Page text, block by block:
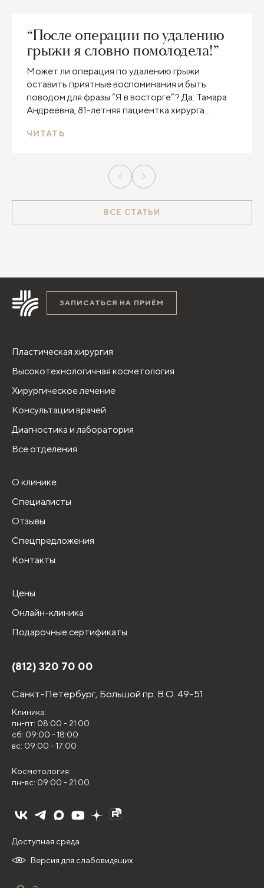
“После операции по удалению
грыжи я словно помолодела!”
Может ли операция по удалению грыжи
оставить приятные воспоминания и быть
поводом для фразы “Я в восторге”? Да: Тамара
Андреевна, 81-летняя пациентка хирурга
Гребцова именно так и говорит о своей
ЧИТАТЬ
ВСЕ СТАТЬИ
ЗАПИСАТЬСЯ НА ПРИЁМ
Пластическая хирургия
Высокотехнологичная косметология
Хирургическое лечение
Консультации врачей
Диагностика и лаборатория
Все отделения
О клинике
Специалисты
Отзывы
Спецпредложения
Контакты
Цены
Онлайн-клиника
Подарочные сертификаты
(812) 320 70 00
Санкт-Петербург, Большой пр. В.О. 49-51
Клиника:
пн-пт: 08:00 - 21:00
сб: 09:00 - 18:00
вс: 09:00 - 17:00
Косметология:
пн-вс: 09:00 - 21:00
Версия для слабовидящих
Доступная среда